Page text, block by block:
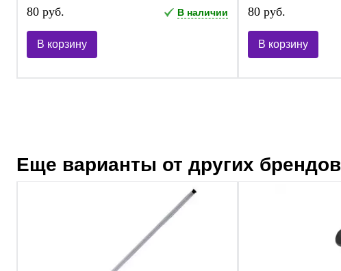
80 руб. В наличии
В корзину
80 руб.
В корзину
Еще варианты от других брендов